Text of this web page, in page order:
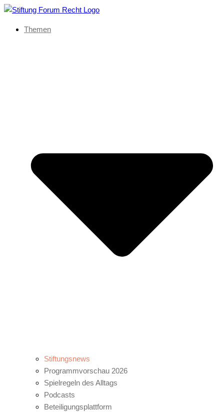
Themen
Stiftungsnews
Programmvorschau 2026
Spielregeln des Alltags
Podcasts
Beteiligungsplattform